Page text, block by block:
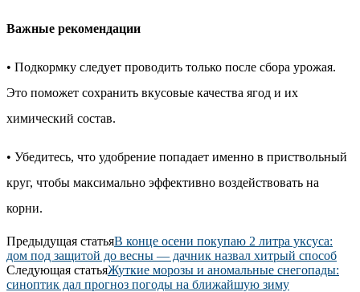
Важные рекомендации
• Подкормку следует проводить только после сбора урожая.
Это поможет сохранить вкусовые качества ягод и их
химический состав.
• Убедитесь, что удобрение попадает именно в приствольный
круг, чтобы максимально эффективно воздействовать на
корни.
Предыдущая статьяВ конце осени покупаю 2 литра уксуса:
дом под защитой до весны — дачник назвал хитрый способ
Следующая статьяЖуткие морозы и аномальные снегопады:
синоптик дал прогноз погоды на ближайшую зиму